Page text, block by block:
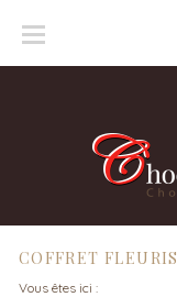
COFFRET FLEURIS
Vous êtes ici :